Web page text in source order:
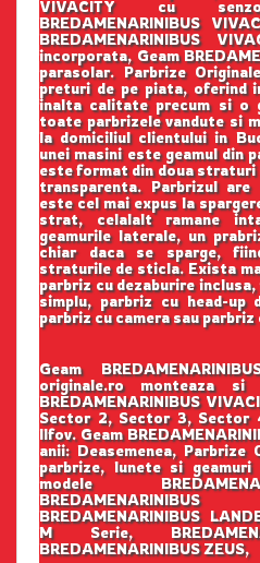
VIVACITY cu
BREDAMENARINIBUS
BREDAMENARINIBUS
incorporata, Geam
parasolar. Parbrize
preturi de pe piata, oferind
inalta calitate precum si o
toate parbrizele vandute si
la domiciliul clientului in
unei masini este geamul din
este format din doua straturi
transparenta. Parbrizul
este cel mai expus la
strat, celalalt ramane
geamurile laterale, un
chiar daca se sparge,
straturile de sticla. Exista
parbriz cu dezaburire
simplu, parbriz cu head-up
parbriz cu camera sau parbriz
Geam
originale.ro monteaza si
BREDAMENARINIBUS
Sector 2, Sector 3,
Ilfov. Geam
anii: Deasemenea, Parbrize
parbrize, lunete si
modele
BREDAMENARINIBUS
M Serie,
BREDAMENARINIBUS ZEUS,